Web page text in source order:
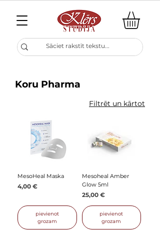
Koru Pharma
Filtrēt un kārtot
MesoHeal Maska
Cena
4,00 €
pievienot
grozam
Mesoheal Amber
Glow 5ml
Cena
25,00 €
pievienot
grozam